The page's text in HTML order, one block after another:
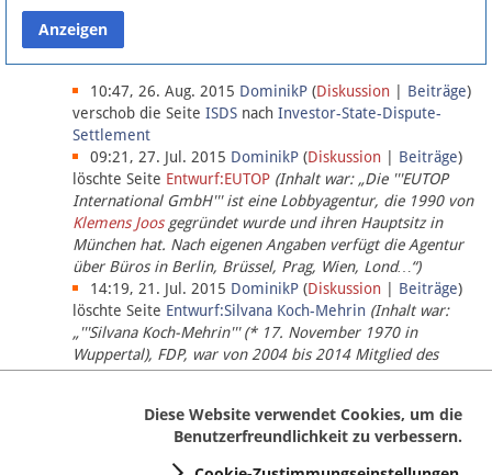
Datenschutz
Über Lobbypedia
Impressum
10:47, 26. Aug. 2015 DominikP (Diskussion Beiträge)
verschob die Seite ISDS nach Investor-State-Dispute-
Settlement
09:21, 27. Jul. 2015 DominikP (Diskussion Beiträge)
löschte Seite Entwurf:EUTOP (Inhalt war: „Die '''EUTOP
International GmbH''' ist eine Lobbyagentur, die 1990 von
Klemens Joosgegründet wurde und ihren Hauptsitz in
München hat. Nach eigenen Angaben verfügt die Agentur
über Büros in Berlin, Brüssel, Prag, Wien, Lond…“)
14:19, 21. Jul. 2015 DominikP (Diskussion Beiträge)
löschte Seite Entwurf:Silvana Koch-Mehrin (Inhalt war:
„'''Silvana Koch-Mehrin''' (* 17. November 1970 in
Wuppertal), FDP, war von 2004 bis 2014 Mitglied des
Europäischen Parlaments, seit November 2014 ist sie für
Diese Website verwendet Cookies, um die
Benutzerfreundlichkeit zu verbessern.